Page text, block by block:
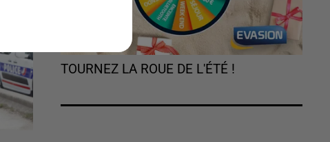
TOURNEZ LA ROUE DE L'ÉTÉ !